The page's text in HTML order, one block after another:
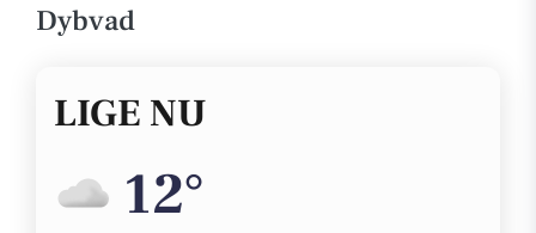
Dybvad
LIGE NU
12°